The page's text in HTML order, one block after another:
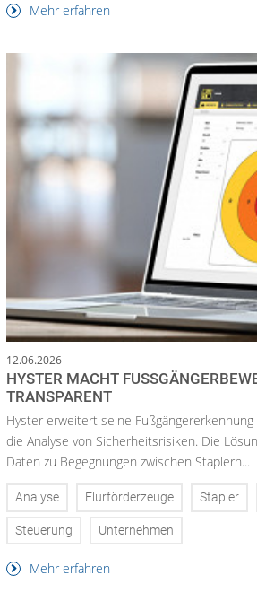
Mehr erfahren
12.06.2026
HYSTER MACHT
RANSPARENT
Hyster erweitert seine
die Analyse von Sicherheitsrisiken. Die
Daten zu Begegnungen zwischen Staplern...
Analyse Flurförderzeuge Stapler
Steuerung Unternehmen
Mehr erfahren